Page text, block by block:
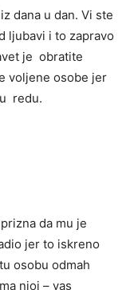
dana u dan. Vi ste
ljubavi i to zapravo
je obratite
voljene osobe jer
redu.
da mu je
jer to iskreno
osobu odmah
njoj – vas